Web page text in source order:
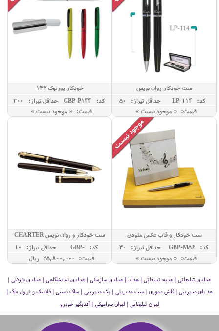
ست خودکار روان نویس
کد: LP-114
حداقل تيراژ: 50
قیمت: « موجود نیست »
خودکار پورتوک 144
کد: GBP-P144
حداقل تيراژ: 200
قیمت: « موجود نیست »
ست خودکار و قاب عکس ملودی
کد: GBP-M56
حداقل تيراژ: 30
قیمت: « موجود نیست »
ست خودکار و روان نویس CHARTER
کد: GBP-
CHARTER
حداقل تيراژ: 10
قیمت: 25,800,000 ريال
هدایای تبلیغاتی | هدیه تبلیغاتی | هدایا | هدایای سازمانی | هدایای نمایشگاهی | هدایای شرکتی |
هدایای مدیریتی | فلش مموری | ست مدیریتی | پک مدیریتی | ساک دستی | فلاسک و تراول ماگ |
لیوان تبلیغاتی | لیوان سرامیکی | آفتابگیر خودرو